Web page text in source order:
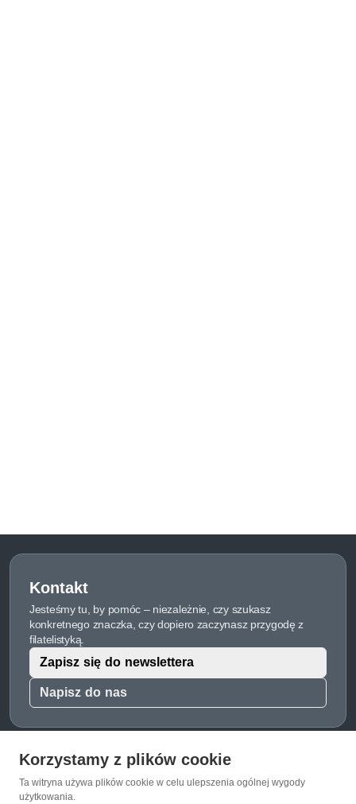
Kontakt
Jesteśmy tu, by pomóc – niezależnie, czy szukasz
konkretnego znaczka, czy dopiero zaczynasz przygodę z
filatelistyką.
Napisz do nas
Zapisz się do newslettera
O Znaczkopol.pl
Korzystamy z plików cookie
Ta witryna używa plików cookie w celu ulepszenia ogólnej wygody
użytkowania.